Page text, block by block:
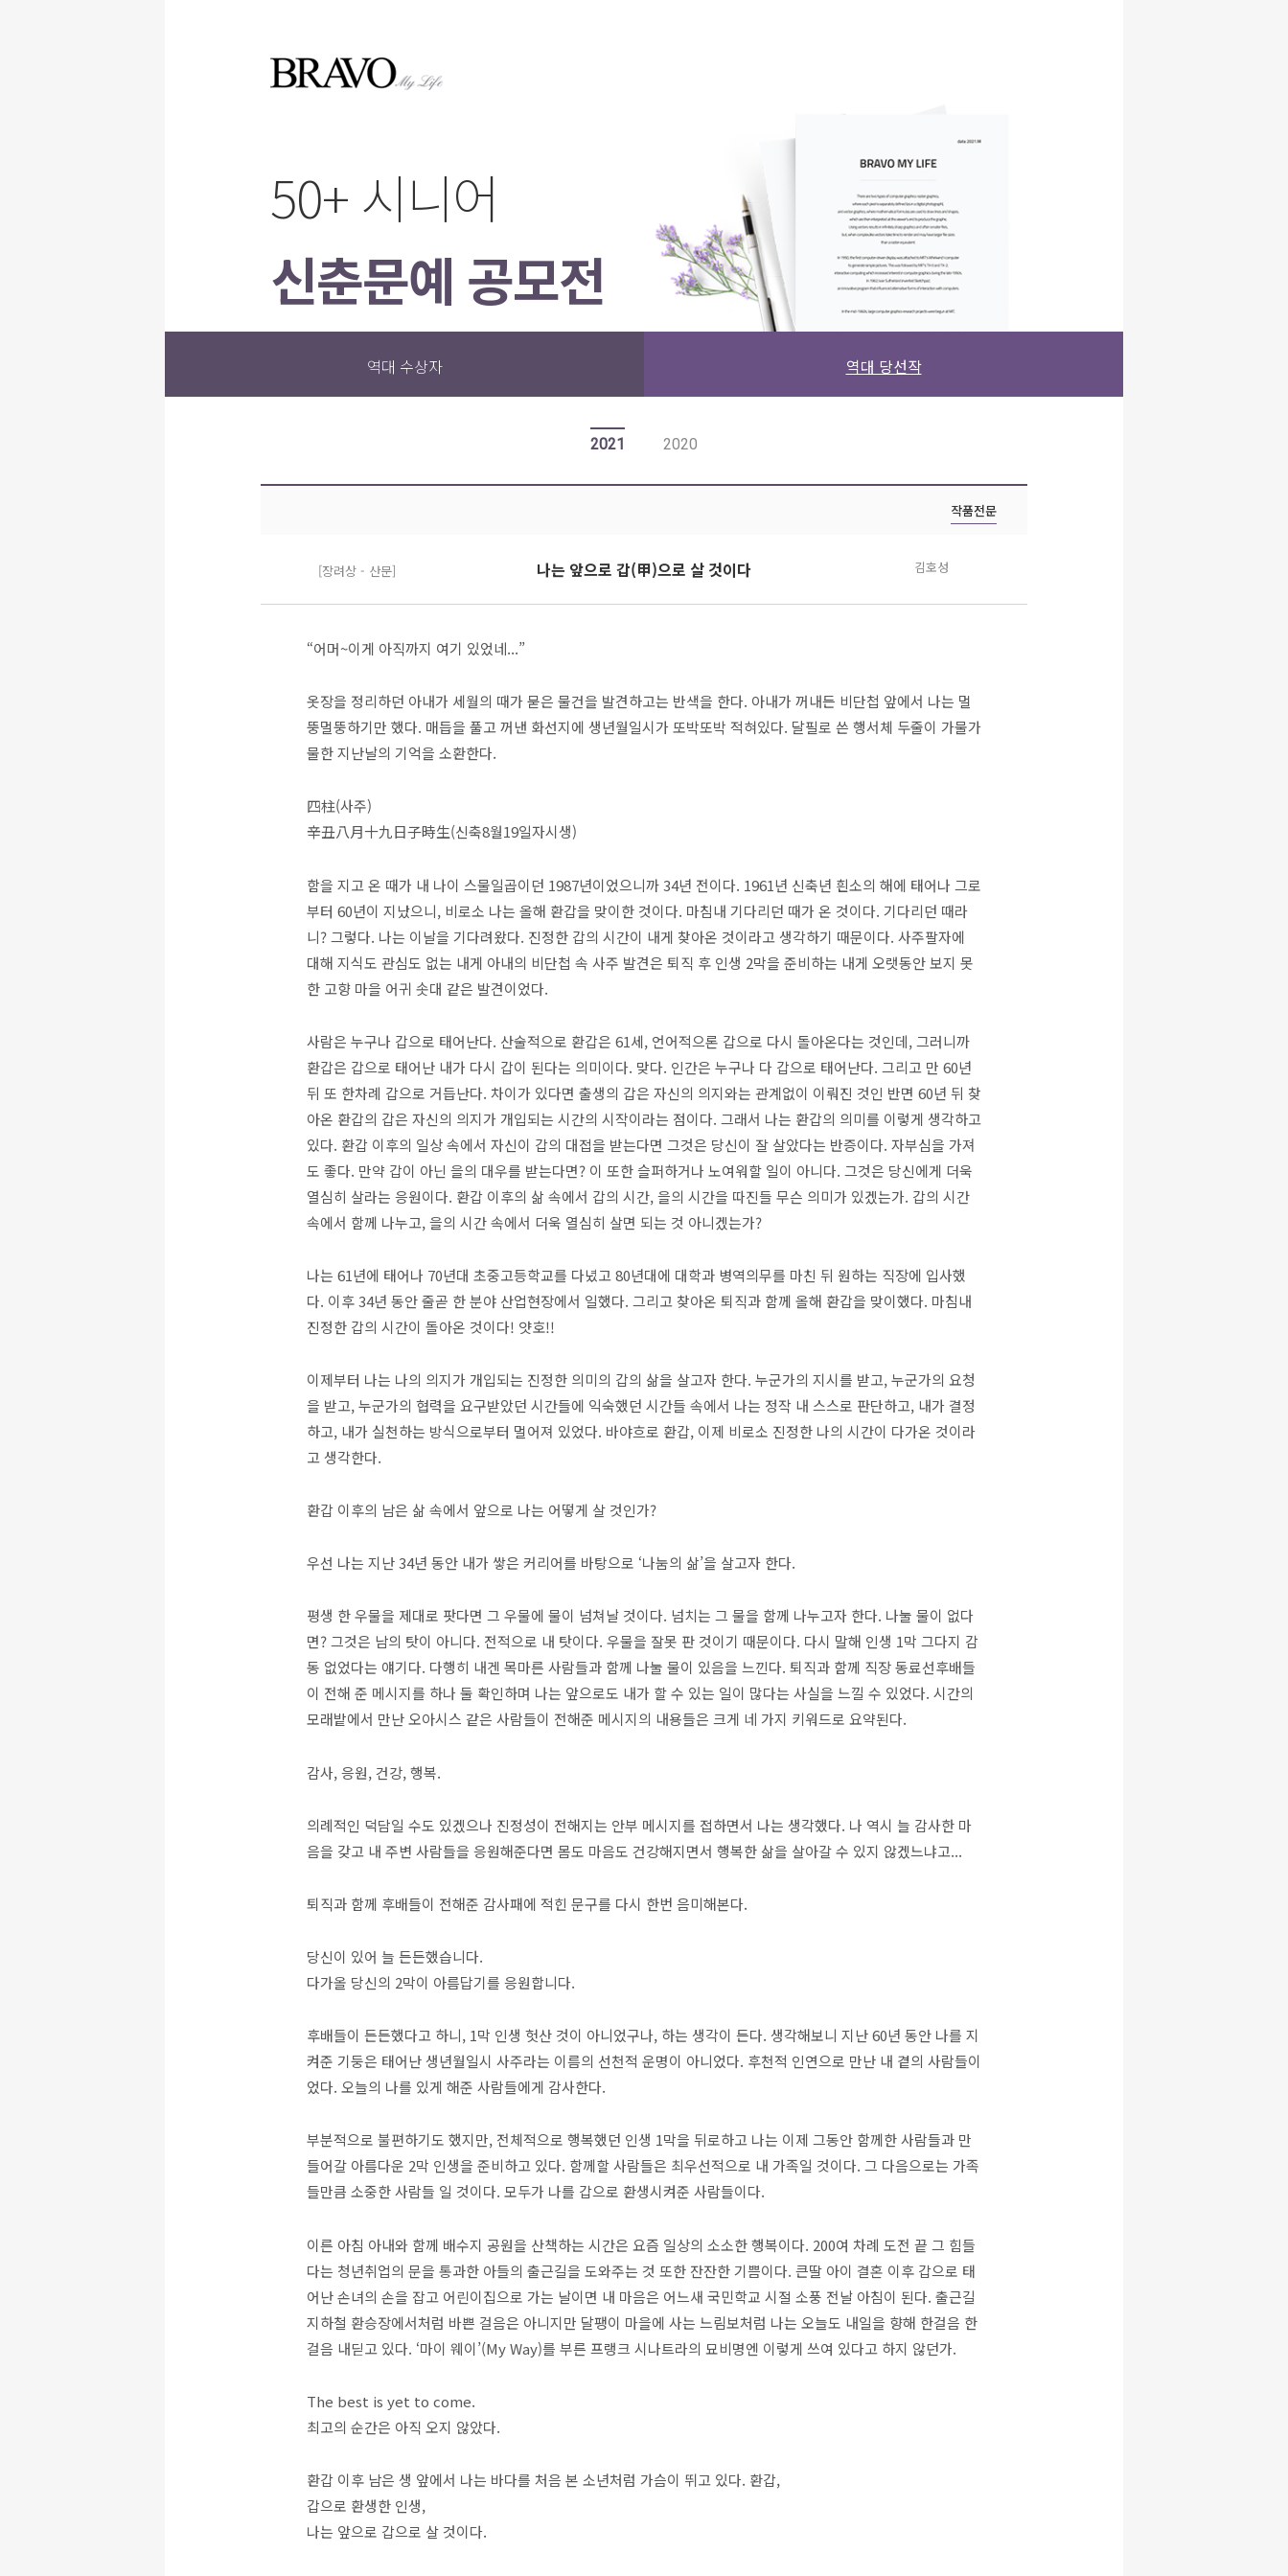
50+ 시니어
신춘문예 공모전
역대 수상자 역대 당선작
2021 2020
작품전문
[장려상 - 산문] 김호성
나는 앞으로 갑(甲)으로 살 것이다
“어머~이게 아직까지 여기 있었네...”
옷장을 정리하던 아내가 세월의 때가 묻은 물건을 발견하고는 반색을 한다. 아내가 꺼내든 비단첩 앞에서 나는 멀
뚱멀뚱하기만 했다. 매듭을 풀고 꺼낸 화선지에 생년월일시가 또박또박 적혀있다. 달필로 쓴 행서체 두줄이 가물가
물한 지난날의 기억을 소환한다.
四柱(사주)
辛丑八月十九日子時生(신축8월19일자시생)
함을 지고 온 때가 내 나이 스물일곱이던 1987년이었으니까 34년 전이다. 1961년 신축년 흰소의 해에 태어나 그로
부터 60년이 지났으니, 비로소 나는 올해 환갑을 맞이한 것이다. 마침내 기다리던 때가 온 것이다. 기다리던 때라
니? 그렇다. 나는 이날을 기다려왔다. 진정한 갑의 시간이 내게 찾아온 것이라고 생각하기 때문이다. 사주팔자에
대해 지식도 관심도 없는 내게 아내의 비단첩 속 사주 발견은 퇴직 후 인생 2막을 준비하는 내게 오랫동안 보지 못
한 고향 마을 어귀 솟대 같은 발견이었다.
사람은 누구나 갑으로 태어난다. 산술적으로 환갑은 61세, 언어적으론 갑으로 다시 돌아온다는 것인데, 그러니까
환갑은 갑으로 태어난 내가 다시 갑이 된다는 의미이다. 맞다. 인간은 누구나 다 갑으로 태어난다. 그리고 만 60년
뒤 또 한차례 갑으로 거듭난다. 차이가 있다면 출생의 갑은 자신의 의지와는 관계없이 이뤄진 것인 반면 60년 뒤 찾
아온 환갑의 갑은 자신의 의지가 개입되는 시간의 시작이라는 점이다. 그래서 나는 환갑의 의미를 이렇게 생각하고
있다. 환갑 이후의 일상 속에서 자신이 갑의 대접을 받는다면 그것은 당신이 잘 살았다는 반증이다. 자부심을 가져
도 좋다. 만약 갑이 아닌 을의 대우를 받는다면? 이 또한 슬퍼하거나 노여워할 일이 아니다. 그것은 당신에게 더욱
열심히 살라는 응원이다. 환갑 이후의 삶 속에서 갑의 시간, 을의 시간을 따진들 무슨 의미가 있겠는가. 갑의 시간
속에서 함께 나누고, 을의 시간 속에서 더욱 열심히 살면 되는 것 아니겠는가?
나는 61년에 태어나 70년대 초중고등학교를 다녔고 80년대에 대학과 병역의무를 마친 뒤 원하는 직장에 입사했
다. 이후 34년 동안 줄곧 한 분야 산업현장에서 일했다. 그리고 찾아온 퇴직과 함께 올해 환갑을 맞이했다. 마침내
진정한 갑의 시간이 돌아온 것이다! 얏호!!
이제부터 나는 나의 의지가 개입되는 진정한 의미의 갑의 삶을 살고자 한다. 누군가의 지시를 받고, 누군가의 요청
을 받고, 누군가의 협력을 요구받았던 시간들에 익숙했던 시간들 속에서 나는 정작 내 스스로 판단하고, 내가 결정
하고, 내가 실천하는 방식으로부터 멀어져 있었다. 바야흐로 환갑, 이제 비로소 진정한 나의 시간이 다가온 것이라
고 생각한다.
환갑 이후의 남은 삶 속에서 앞으로 나는 어떻게 살 것인가?
우선 나는 지난 34년 동안 내가 쌓은 커리어를 바탕으로 ‘나눔의 삶’을 살고자 한다.
평생 한 우물을 제대로 팟다면 그 우물에 물이 넘쳐날 것이다. 넘치는 그 물을 함께 나누고자 한다. 나눌 물이 없다
면? 그것은 남의 탓이 아니다. 전적으로 내 탓이다. 우물을 잘못 판 것이기 때문이다. 다시 말해 인생 1막 그다지 감
동 없었다는 얘기다. 다행히 내겐 목마른 사람들과 함께 나눌 물이 있음을 느낀다. 퇴직과 함께 직장 동료선후배들
이 전해 준 메시지를 하나 둘 확인하며 나는 앞으로도 내가 할 수 있는 일이 많다는 사실을 느낄 수 있었다. 시간의
모래밭에서 만난 오아시스 같은 사람들이 전해준 메시지의 내용들은 크게 네 가지 키워드로 요약된다.
감사, 응원, 건강, 행복.
의례적인 덕담일 수도 있겠으나 진정성이 전해지는 안부 메시지를 접하면서 나는 생각했다. 나 역시 늘 감사한 마
음을 갖고 내 주변 사람들을 응원해준다면 몸도 마음도 건강해지면서 행복한 삶을 살아갈 수 있지 않겠느냐고...
퇴직과 함께 후배들이 전해준 감사패에 적힌 문구를 다시 한번 음미해본다.
당신이 있어 늘 든든했습니다.
다가올 당신의 2막이 아름답기를 응원합니다.
후배들이 든든했다고 하니, 1막 인생 헛산 것이 아니었구나, 하는 생각이 든다. 생각해보니 지난 60년 동안 나를 지
켜준 기둥은 태어난 생년월일시 사주라는 이름의 선천적 운명이 아니었다. 후천적 인연으로 만난 내 곁의 사람들이
었다. 오늘의 나를 있게 해준 사람들에게 감사한다.
부분적으로 불편하기도 했지만, 전체적으로 행복했던 인생 1막을 뒤로하고 나는 이제 그동안 함께한 사람들과 만
들어갈 아름다운 2막 인생을 준비하고 있다. 함께할 사람들은 최우선적으로 내 가족일 것이다. 그 다음으로는 가족
들만큼 소중한 사람들 일 것이다. 모두가 나를 갑으로 환생시켜준 사람들이다.
이른 아침 아내와 함께 배수지 공원을 산책하는 시간은 요즘 일상의 소소한 행복이다. 200여 차례 도전 끝 그 힘들
다는 청년취업의 문을 통과한 아들의 출근길을 도와주는 것 또한 잔잔한 기쁨이다. 큰딸 아이 결혼 이후 갑으로 태
어난 손녀의 손을 잡고 어린이집으로 가는 날이면 내 마음은 어느새 국민학교 시절 소풍 전날 아침이 된다. 출근길
지하철 환승장에서처럼 바쁜 걸음은 아니지만 달팽이 마을에 사는 느림보처럼 나는 오늘도 내일을 향해 한걸음 한
걸음 내딛고 있다. ‘마이 웨이’(My Way)를 부른 프랭크 시나트라의 묘비명엔 이렇게 쓰여 있다고 하지 않던가.
The best is yet to come.
최고의 순간은 아직 오지 않았다.
환갑 이후 남은 생 앞에서 나는 바다를 처음 본 소년처럼 가슴이 뛰고 있다. 환갑,
갑으로 환생한 인생,
나는 앞으로 갑으로 살 것이다.